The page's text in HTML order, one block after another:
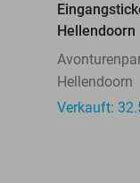
Hellendoorn
Hellendoorn
Verkauft: